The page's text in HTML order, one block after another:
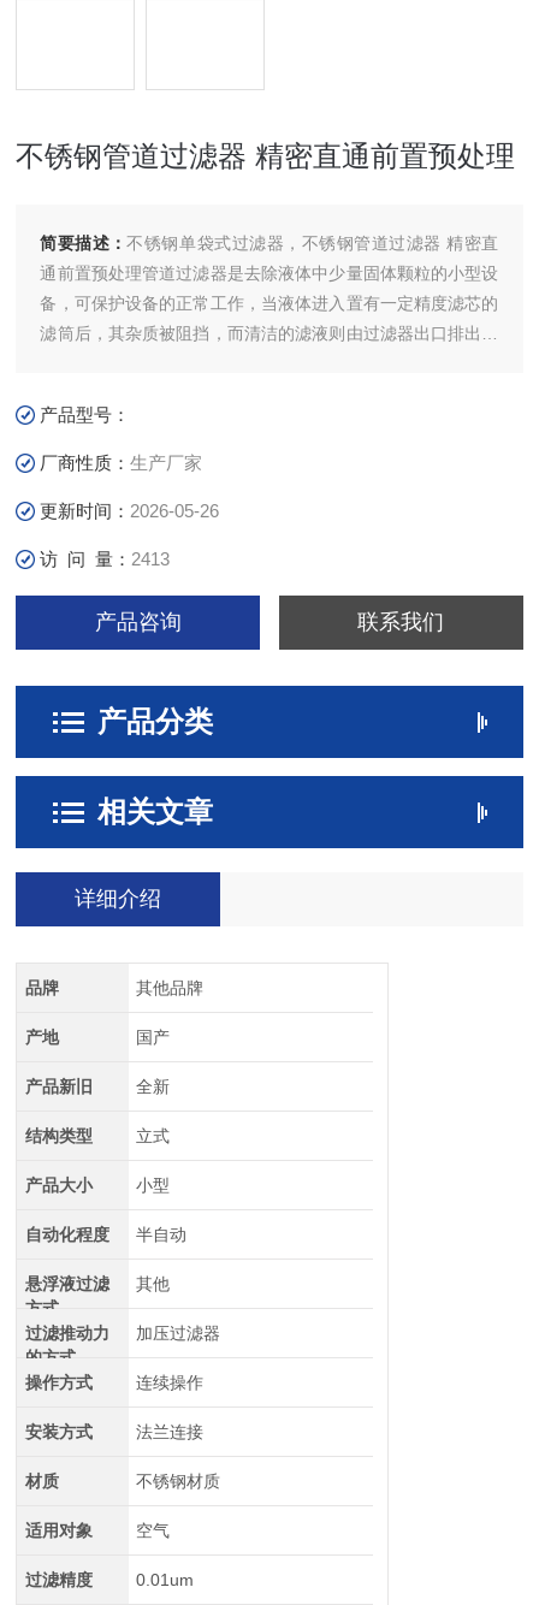
不锈钢管道过滤器 精密直通前置预处理
简要描述：不锈钢单袋式过滤器，不锈钢管道过滤器 精密直
通前置预处理管道过滤器是去除液体中少量固体颗粒的小型设
备，可保护设备的正常工作，当液体进入置有一定精度滤芯的
滤筒后，其杂质被阻挡，而清洁的滤液则由过滤器出口排出，
产品型号：
厂商性质：生产厂家
更新时间： 2026-05-26
访 问 量： 2413
产品咨询 联系我们
产品分类
相关文章
详细介绍
品牌 其他品牌
产地 国产
产品新旧 全新
结构类型 立式
产品大小 小型
自动化程度 半自动
悬浮液过滤
方式
其他
过滤推动力
的方式
加压过滤器
操作方式 连续操作
安装方式 法兰连接
材质 不锈钢材质
适用对象 空气
过滤精度 0.01um